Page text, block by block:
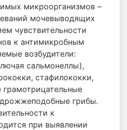
микроорганизмов –
мочевыводящих
чувствительности
к антимикробным
возбудители:
сальмонеллы),
стафилококки,
грибы.
к
при выявлении